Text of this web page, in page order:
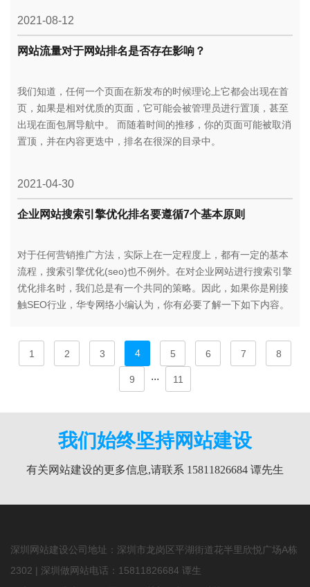
2021-08-12
网站流量对于网站排名是否存在影响？
我们知道，任何一个页面在新发布的时候理论上它都会出现在首
页，如果是相对优质的页面，它可能会被管理员进行置顶，甚至
出现在面包屑导航中。 而随着时间的推移，你的页面可能被取消
置顶，并在内容更迭中，排名在很深的目录中。
2021-04-30
企业网站搜索引擎优化排名要遵循7个基本原则
​对于任何营销推广方法，实际上在一定程度上，都有一定的基本
流程，搜索引擎优化(seo)也不例外。在对企业网站进行搜索引擎
优化排名时，我们总是有一个共同的策略。因此，如果你是刚接
触SEO行业，华专网络小编认为，你有必要了解一下如下内容。
1 2 3 4 5 6 7 8
9 ... 11
我们始终坚持网站建设
有关网站建设的更多信息,请联系 15811826684 谭先生
深圳网站建设公司地址：深圳市龙岗区平湖街道花半里欣悦广场A栋
2302 | 深圳做网站电话： 15811826684 谭生